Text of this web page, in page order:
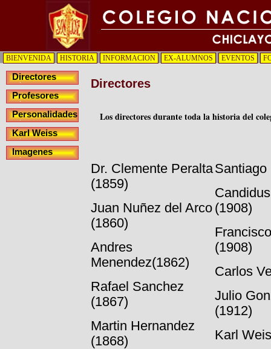
BIENVENIDA HISTORIA INFORMACION EX-ALUMNOS EVENTOS
Directores
Profesores
Personalidades
Karl Weiss
Imagenes
Directores
Los directores durante toda la historia del
Dr. Clemente Peralta
(1859)
Juan Nuñez del Arco
(1860)
Andres
Menendez(1862)
Rafael Sanchez
(1867)
Martin Hernandez
(1868)
Santiago
(1908)
(1908)
Carlos
Julio
(1912)
Karl